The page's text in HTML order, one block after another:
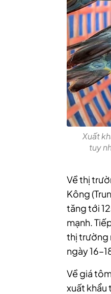
Xuất
tuy
Về thị
Kông
tăng tới
mạnh.
thị trường
ngày
Về giá
xuất khẩu